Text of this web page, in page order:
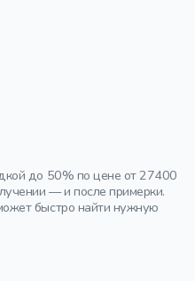
до 50% по цене от 27400
— и после примерки.
быстро найти нужную